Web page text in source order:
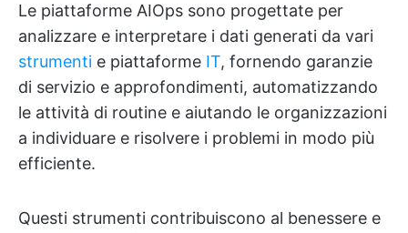
Le piattaforme AIOps sono progettate per
analizzare e interpretare i dati generati da vari
strumenti e piattaforme IT, fornendo garanzie
di servizio e approfondimenti, automatizzando
le attività di routine e aiutando le organizzazioni
a individuare e risolvere i problemi in modo più
efficiente.
Questi strumenti contribuiscono al benessere e